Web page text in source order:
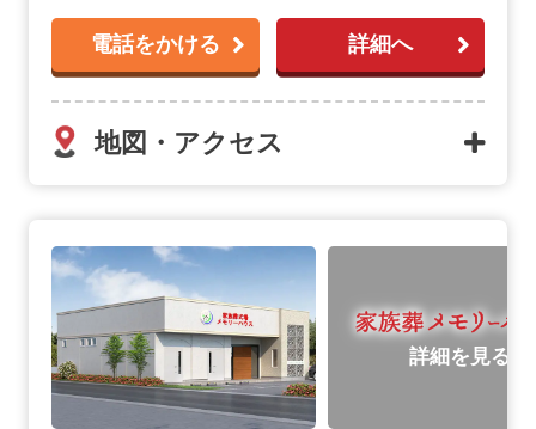
電話をかける 詳細へ
地図・アクセス
詳細を見る